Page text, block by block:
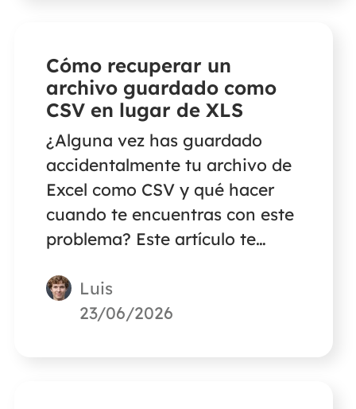
Cómo recuperar un
archivo guardado como
CSV en lugar de XLS
¿Alguna vez has guardado
accidentalmente tu archivo de
Excel como CSV y qué hacer
cuando te encuentras con este
problema? Este artículo te
para recuperar algunos datos
perdidos por haber guardado
Luis
23/06/2026